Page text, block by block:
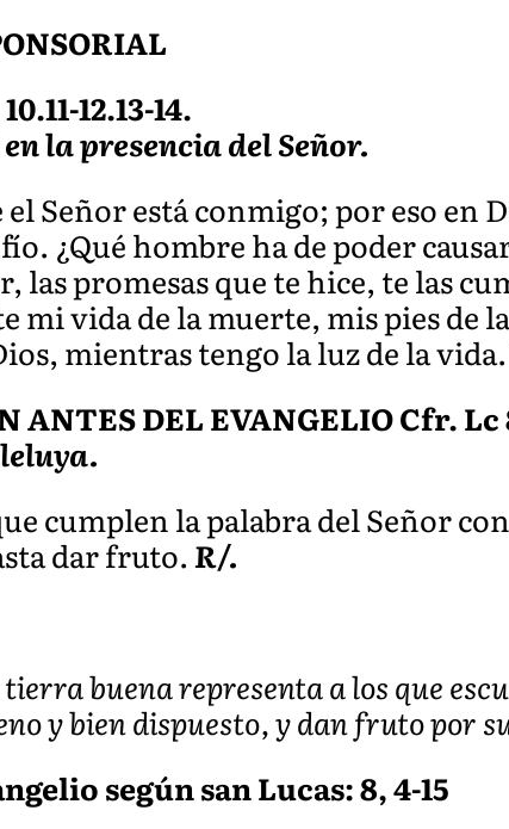
12.13-14.
la presencia del Señor.
el Señor está conmigo; por eso en
¿Qué hombre ha de poder
las promesas que te hice, te las
mi vida de la muerte, mis pies de
mientras tengo la luz de la vida.
ANTES DEL EVANGELIO Cfr. Lc
cumplen la palabra del Señor
dar fruto.R/.
tierra buena representa a los que
y bien dispuesto, y dan fruto por
según san Lucas: 8, 4-15